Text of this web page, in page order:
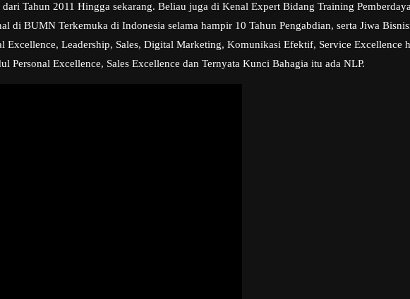
Tahun 2011 Hingga sekarang. Beliau juga di Kenal Expert Bidang Training
di BUMN Terkemuka di Indonesia selama hampir 10 Tahun Pengabdian, serta Jiwa
Excellence, Leadership, Sales, Digital Marketing, Komunikasi Efektif, Service Excellence
Personal Excellence, Sales Excellence dan Ternyata Kunci Bahagia itu ada NLP.